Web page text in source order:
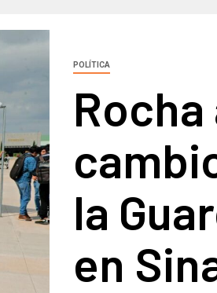
POLÍTICA
la
en